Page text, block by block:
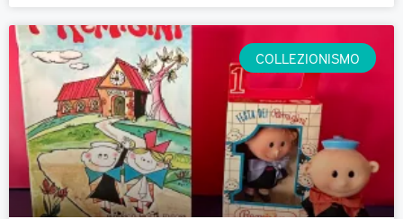
COLLEZIONISMO